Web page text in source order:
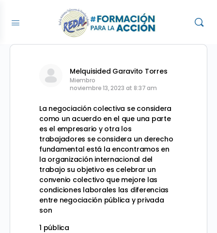
Melquisided Garavito Torres
Miembro
noviembre 13, 2023 at 8:37 am
La negociación colectiva se considera
como un acuerdo en el que una parte
es el empresario y otra los
trabajadores se considera un derecho
fundamental está la encontramos en
la organización internacional del
trabajo su objetivo es celebrar un
convenio colectivo que mejore las
condiciones laborales las diferencias
entre negociación pública y privada
son
1 pública